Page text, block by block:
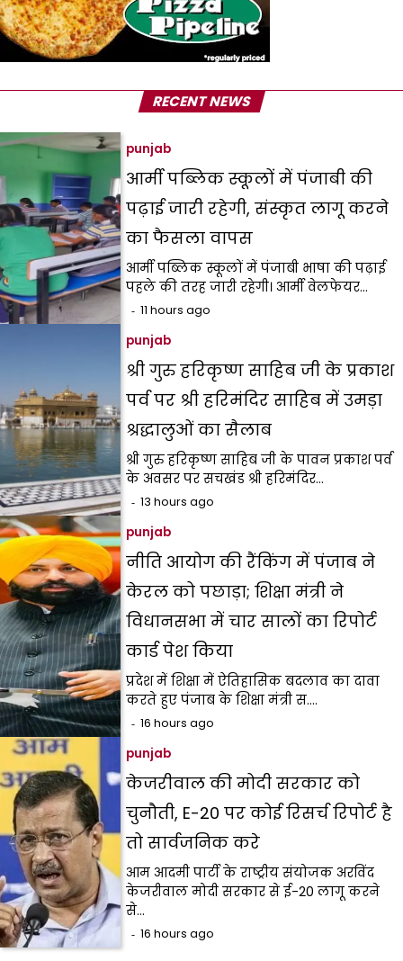
RECENT NEWS
punjab
आर्मी पब्लिक स्कूलों में पंजाबी की
पढ़ाई जारी रहेगी, संस्कृत लागू करने
का फैसला वापस
आर्मी पब्लिक स्कूलों में पंजाबी भाषा की पढ़ाई
पहले की तरह जारी रहेगी। आर्मी वेलफेयर…
11 hours ago
punjab
श्री गुरु हरिकृष्ण साहिब जी के प्रकाश
पर्व पर श्री हरिमंदिर साहिब में उमड़ा
श्रद्धालुओं का सैलाब
श्री गुरु हरिकृष्ण साहिब जी के पावन प्रकाश पर्व
के अवसर पर सचखंड श्री हरिमंदिर…
13 hours ago
punjab
नीति आयोग की रैंकिंग में पंजाब ने
केरल को पछाड़ा; शिक्षा मंत्री ने
विधानसभा में चार सालों का रिपोर्ट
कार्ड पेश किया
प्रदेश में शिक्षा में ऐतिहासिक बदलाव का दावा
करते हुए पंजाब के शिक्षा मंत्री स.…
16 hours ago
punjab
केजरीवाल की मोदी सरकार को
चुनौती, E-20 पर कोई रिसर्च रिपोर्ट है
तो सार्वजनिक करे
आम आदमी पार्टी के राष्ट्रीय संयोजक अरविंद
केजरीवाल मोदी सरकार से ई-20 लागू करने
से…
16 hours ago